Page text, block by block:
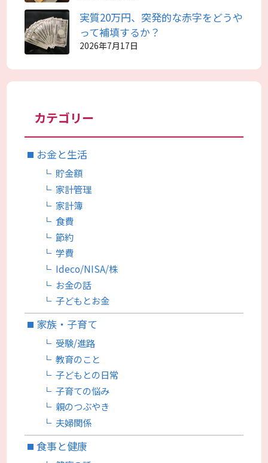
実質20万円、突発的な赤字をどうや
って補填するか？
2026年7月17日
カテゴリー
お金と生活
貯金額
家計管理
家計簿
食費
節約
学費
Ideco/NISA/株
お金の話
子どもとお金
家族・子育て
受験/進路
教育のこと
子どもとの日常
子育ての悩み
親のつぶやき
夫婦関係
食事と健康